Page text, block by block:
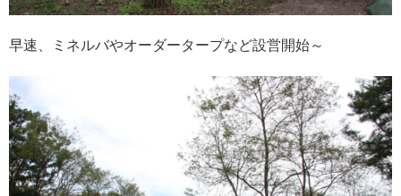
早速、ミネルバやオーダータープなど設営開始～